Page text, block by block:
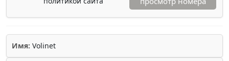
Имя: Volinet